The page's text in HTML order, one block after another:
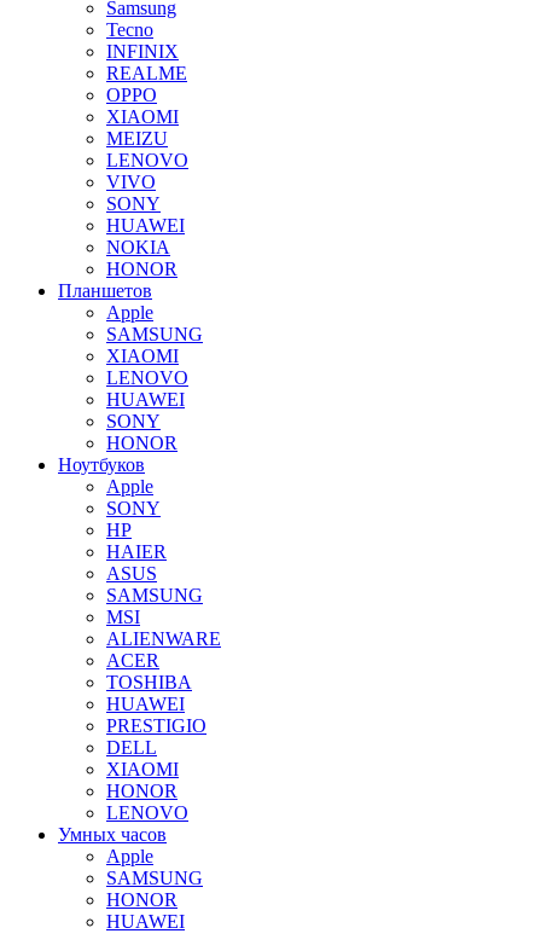
Samsung
Tecno
INFINIX
REALME
OPPO
XIAOMI
MEIZU
LENOVO
VIVO
SONY
HUAWEI
NOKIA
HONOR
Планшетов
Apple
SAMSUNG
XIAOMI
LENOVO
HUAWEI
SONY
HONOR
Ноутбуков
Apple
SONY
HP
HAIER
ASUS
SAMSUNG
MSI
ALIENWARE
ACER
TOSHIBA
HUAWEI
PRESTIGIO
DELL
XIAOMI
HONOR
LENOVO
Умных часов
Apple
SAMSUNG
HONOR
HUAWEI